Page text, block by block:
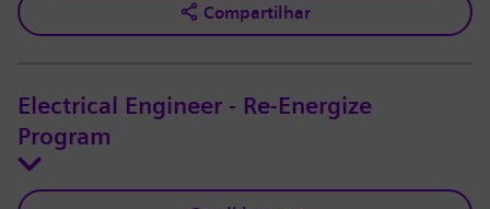
Compartilhar
Electrical Engineer - Re-Energize
Program